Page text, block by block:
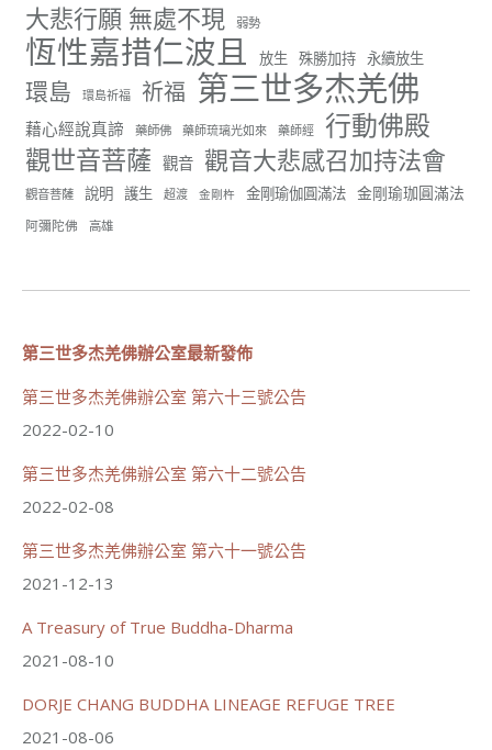
世界佛教正心會
June 22, 2026, 10:11 AM
[世界佛教正心會 新聞報導]
正心會行善列車開向花蓮基隆， 關心榮民、榮眷及遺
孤！
#正心會
#新北記者職業工會
#基隆榮服處
#花蓮榮家
91 42 則留言
分享
世界佛教正心會
June 21, 2026, 12:54 AM
觀看更多
大悲行願 無處不現 弱勢
恆性嘉措仁波且 放生 殊勝加持 永續放生
環島 環島祈福 祈福 第三世多杰羌佛
藉心經說真諦 藥師佛 藥師琉璃光如來 藥師經 行動佛殿
觀世音菩薩 觀音 觀音大悲感召加持法會
觀音菩薩 說明 護生 超渡 金剛杵 金剛瑜伽圓滿法 金剛瑜珈圓滿法
阿彌陀佛 高雄
第三世多杰羌佛辦公室最新發佈
第三世多杰羌佛辦公室 第六十三號公告
2022-02-10
第三世多杰羌佛辦公室 第六十二號公告
2022-02-08
第三世多杰羌佛辦公室 第六十一號公告
2021-12-13
A Treasury of True Buddha-Dharma
2021-08-10
DORJE CHANG BUDDHA LINEAGE REFUGE TREE
2021-08-06